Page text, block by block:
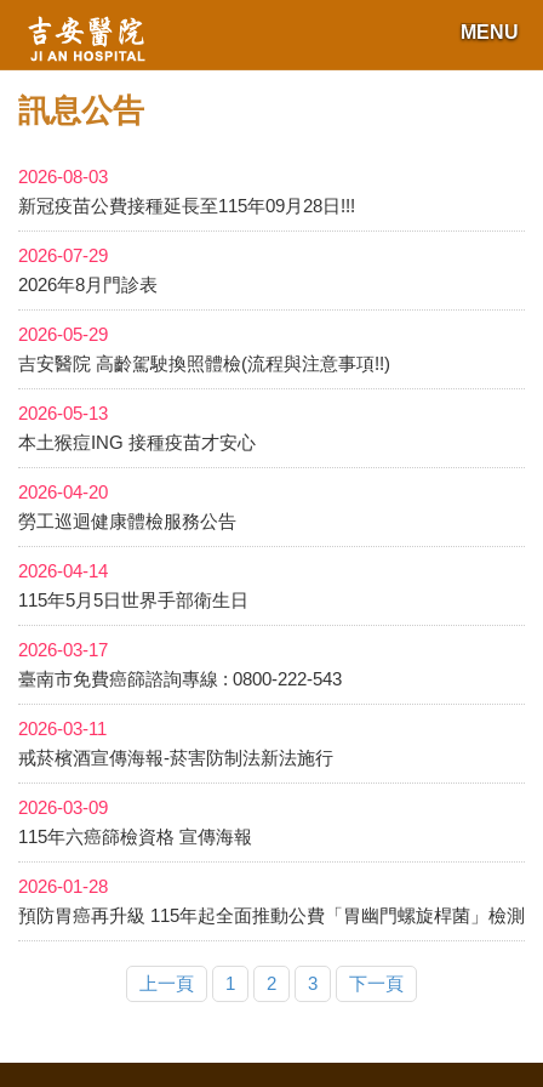
MENU
訊息公告
2026-08-03
新冠疫苗公費接種延長至115年09月28日!!!
2026-07-29
2026年8月門診表
2026-05-29
吉安醫院 高齡駕駛換照體檢(流程與注意事項!!)
2026-05-13
本土猴痘ING 接種疫苗才安心
2026-04-20
勞工巡迴健康體檢服務公告
2026-04-14
115年5月5日世界手部衛生日
2026-03-17
臺南市免費癌篩諮詢專線 : 0800-222-543
2026-03-11
戒菸檳酒宣傳海報-菸害防制法新法施行
2026-03-09
115年六癌篩檢資格 宣傳海報
2026-01-28
預防胃癌再升級 115年起全面推動公費「胃幽門螺旋桿菌」檢測
上一頁 1 2 3 下一頁